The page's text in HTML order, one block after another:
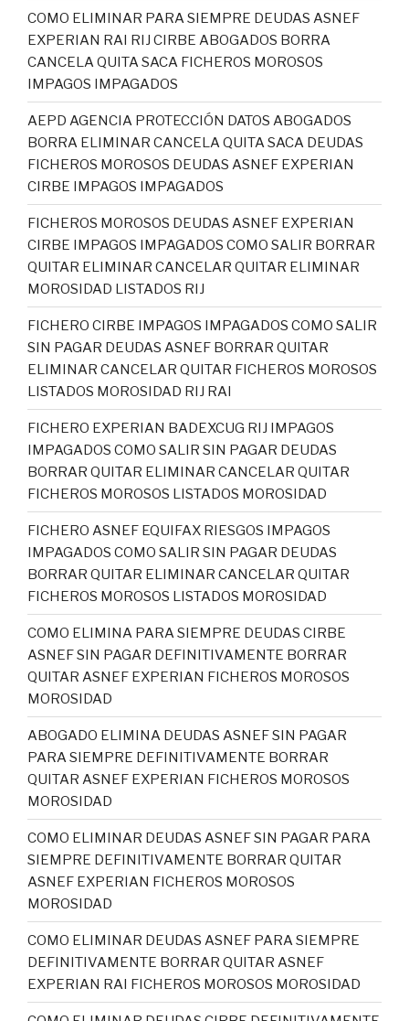
COMO ELIMINAR PARA SIEMPRE DEUDAS ASNEF
EXPERIAN RAI RIJ CIRBE ABOGADOS BORRA
CANCELA QUITA SACA FICHEROS MOROSOS
IMPAGOS IMPAGADOS
AEPD AGENCIA PROTECCIÓN DATOS ABOGADOS
BORRA ELIMINAR CANCELA QUITA SACA DEUDAS
FICHEROS MOROSOS DEUDAS ASNEF EXPERIAN
CIRBE IMPAGOS IMPAGADOS
FICHEROS MOROSOS DEUDAS ASNEF EXPERIAN
CIRBE IMPAGOS IMPAGADOS COMO SALIR BORRAR
QUITAR ELIMINAR CANCELAR QUITAR ELIMINAR
MOROSIDAD LISTADOS RIJ
FICHERO CIRBE IMPAGOS IMPAGADOS COMO SALIR
SIN PAGAR DEUDAS ASNEF BORRAR QUITAR
ELIMINAR CANCELAR QUITAR FICHEROS MOROSOS
LISTADOS MOROSIDAD RIJ RAI
FICHERO EXPERIAN BADEXCUG RIJ IMPAGOS
IMPAGADOS COMO SALIR SIN PAGAR DEUDAS
BORRAR QUITAR ELIMINAR CANCELAR QUITAR
FICHEROS MOROSOS LISTADOS MOROSIDAD
FICHERO ASNEF EQUIFAX RIESGOS IMPAGOS
IMPAGADOS COMO SALIR SIN PAGAR DEUDAS
BORRAR QUITAR ELIMINAR CANCELAR QUITAR
FICHEROS MOROSOS LISTADOS MOROSIDAD
COMO ELIMINA PARA SIEMPRE DEUDAS CIRBE
ASNEF SIN PAGAR DEFINITIVAMENTE BORRAR
QUITAR ASNEF EXPERIAN FICHEROS MOROSOS
MOROSIDAD
ABOGADO ELIMINA DEUDAS ASNEF SIN PAGAR
PARA SIEMPRE DEFINITIVAMENTE BORRAR
QUITAR ASNEF EXPERIAN FICHEROS MOROSOS
MOROSIDAD
COMO ELIMINAR DEUDAS ASNEF SIN PAGAR PARA
SIEMPRE DEFINITIVAMENTE BORRAR QUITAR
ASNEF EXPERIAN FICHEROS MOROSOS
MOROSIDAD
COMO ELIMINAR DEUDAS ASNEF PARA SIEMPRE
DEFINITIVAMENTE BORRAR QUITAR ASNEF
EXPERIAN RAI FICHEROS MOROSOS MOROSIDAD